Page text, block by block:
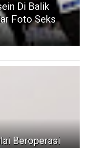
Di Balik
Foto Seks
Beroperasi